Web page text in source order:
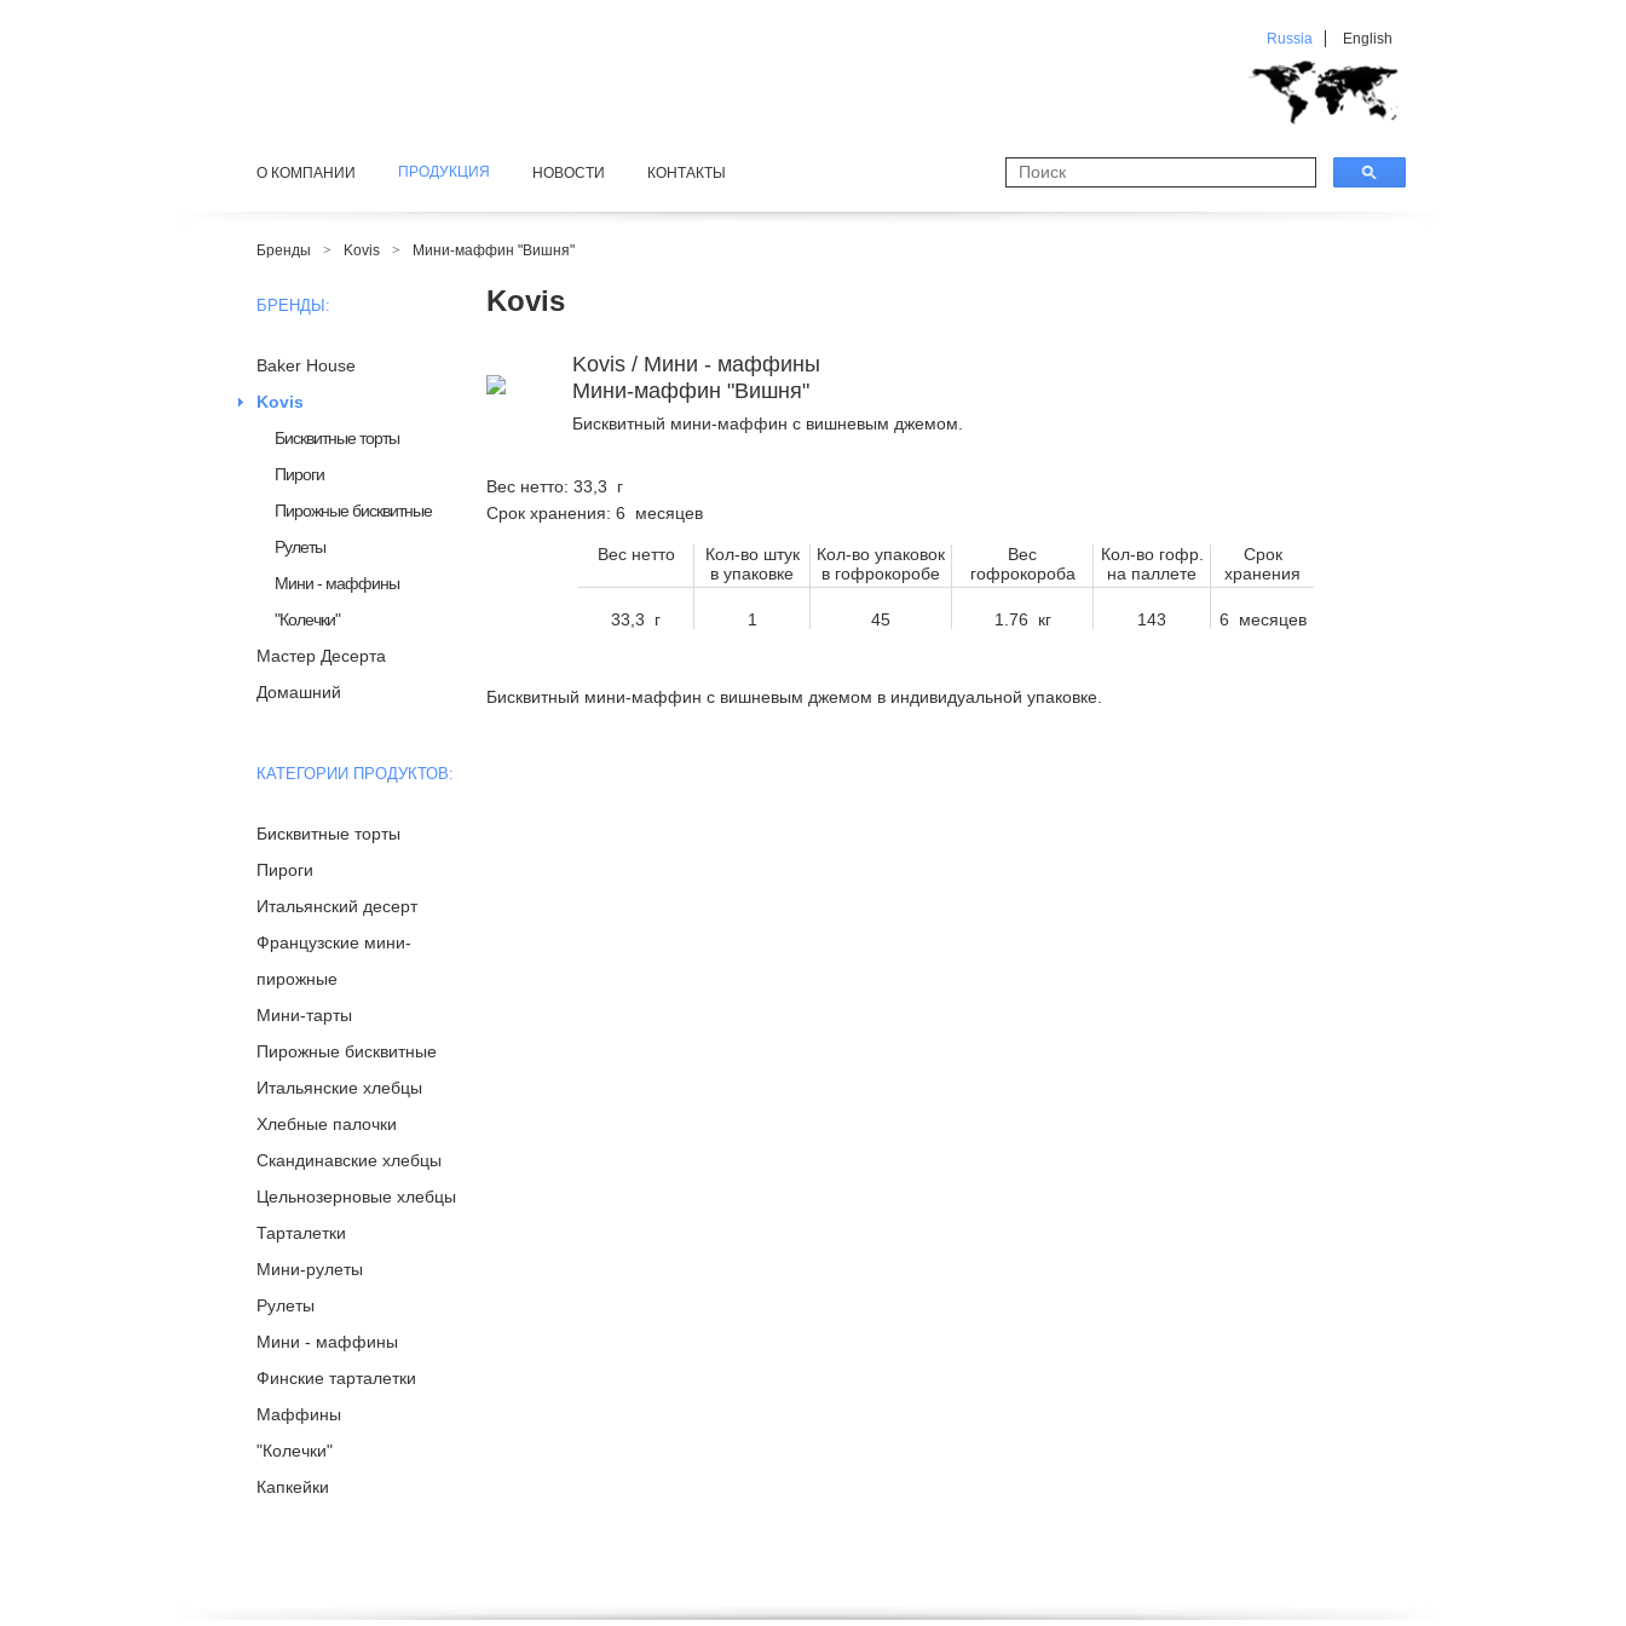
Russia English
О КОМПАНИИ ПРОДУКЦИЯ НОВОСТИ КОНТАКТЫ
Бренды > Kovis > Мини-маффин "Вишня"
Kovis
Kovis / Мини - маффины
Мини-маффин "Вишня"
Бисквитный мини-маффин с вишневым джемом.
Вес нетто: 33,3 г
Срок хранения: 6 месяцев
Вес нетто
Кол-во штук
в упаковке
Кол-во упаковок
в гофрокоробе
Вес
гофрокороба
Кол-во гофр.
на паллете
Срок
хранения
33,3 г 1 45 1.76 кг 143 6 месяцев
Бисквитный мини-маффин с вишневым джемом в индивидуальной упаковке.
БРЕНДЫ:
Baker House
Kovis
Бисквитные торты
Пироги
Пирожные бисквитные
Рулеты
Мини - маффины
"Колечки"
Мастер Десерта
Домашний
КАТЕГОРИИ ПРОДУКТОВ:
Бисквитные торты
Пироги
Итальянский десерт
Французские мини-
пирожные
Мини-тарты
Пирожные бисквитные
Итальянские хлебцы
Хлебные палочки
Скандинавские хлебцы
Цельнозерновые хлебцы
Тарталетки
Мини-рулеты
Рулеты
Мини - маффины
Финские тарталетки
Маффины
"Колечки"
Капкейки